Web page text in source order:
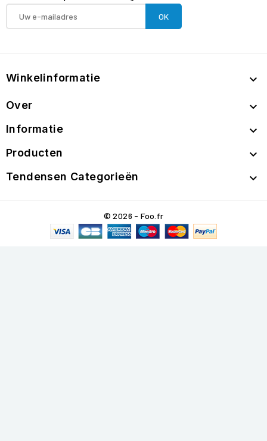
Winkelinformatie 
Over 
Informatie 
Producten 
Tendensen Categorieën 
© 2026 - Foo.fr